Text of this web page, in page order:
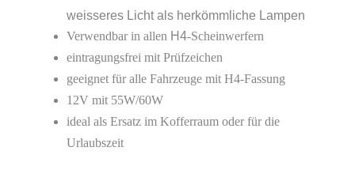
weisseres Licht als herkömmliche Lampen
Verwendbar in allen H4-Scheinwerfern
eintragungsfrei mit Prüfzeichen
geeignet für alle Fahrzeuge mit H4-Fassung
12V mit 55W/60W
ideal als Ersatz im Kofferraum oder für die
Urlaubszeit